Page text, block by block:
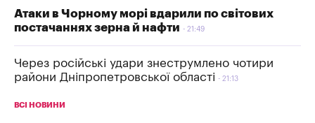
Атаки в Чорному морі вдарили по світових
постачаннях зерна й нафти
21:49
Через російські удари знеструмлено чотири
райони Дніпропетровської області
21:13
ВСІ НОВИНИ